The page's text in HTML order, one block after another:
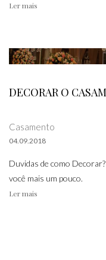
Ler mais
DECORAR O
Casamento
04.09.2018
Duvidas de como
você mais um pouco.
Ler mais